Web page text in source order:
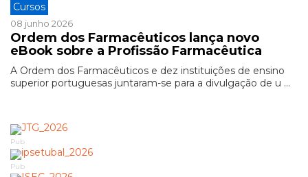
Cursos
08 junho 2026
Ordem dos Farmacêuticos lança novo
eBook sobre a Profissão Farmacêutica
A Ordem dos Farmacêuticos e dez instituições de ensino
superior portuguesas juntaram-se para a divulgação de u ...
Pub
Pub